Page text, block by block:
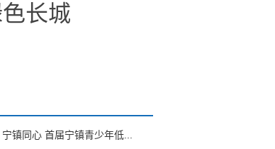
长城
镇同心 首届宁镇青少年低...